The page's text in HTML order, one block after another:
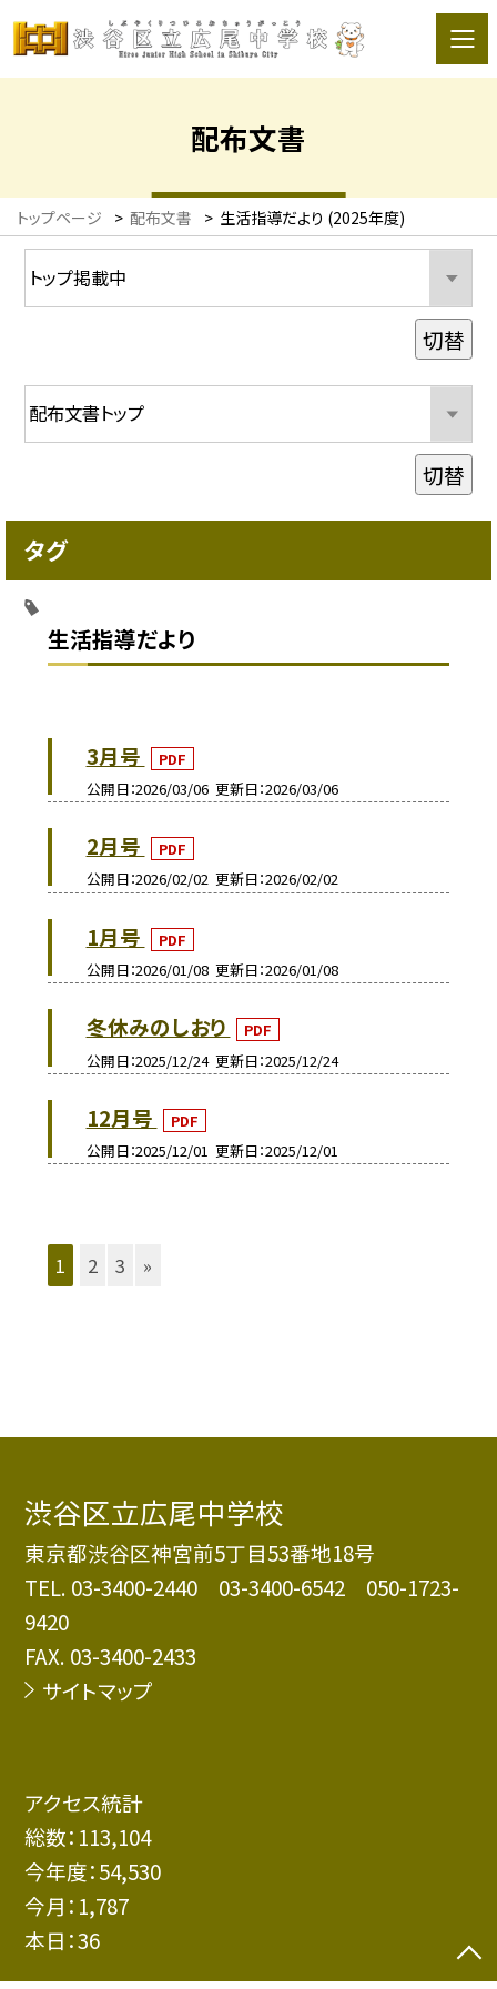
配布文書
トップページ > 配布文書 > 生活指導だより (2025年度)
生活指導だより
3月号
PDF
公開日 2026/03/06 更新日 2026/03/06
2月号
PDF
公開日 2026/02/02 更新日 2026/02/02
1月号
PDF
公開日 2026/01/08 更新日 2026/01/08
冬休みのしおり
PDF
公開日 2025/12/24 更新日 2025/12/24
12月号
PDF
公開日 2025/12/01 更新日 2025/12/01
1 2 3 »
切替
切替
タグ
渋谷区立広尾中学校
東京都渋谷区神宮前5丁目53番地18号
TEL. 03-3400-2440 03-3400-6542 050-1723-
9420
FAX. 03-3400-2433
サイトマップ
アクセス統計
総数： 113,104
今年度：54,530
今月： 1,787
本日：36